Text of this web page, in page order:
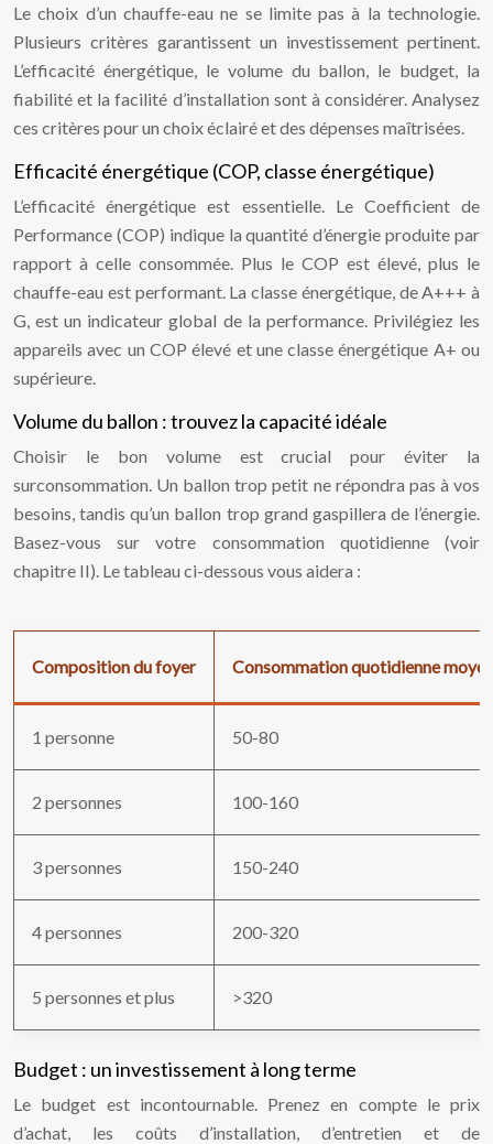
Le choix d’un chauffe-eau ne se limite pas à la technologie.
Plusieurs critères garantissent un investissement pertinent.
L’efficacité énergétique, le volume du ballon, le budget, la
fiabilité et la facilité d’installation sont à considérer. Analysez
ces critères pour un choix éclairé et des dépenses maîtrisées.
Efficacité énergétique (COP, classe énergétique)
L’efficacité énergétique est essentielle. Le Coefficient de
Performance (COP) indique la quantité d’énergie produite par
rapport à celle consommée. Plus le COP est élevé, plus le
chauffe-eau est performant. La classe énergétique, de A+++ à
G, est un indicateur global de la performance. Privilégiez les
appareils avec un COP élevé et une classe énergétique A+ ou
supérieure.
Volume du ballon : trouvez la capacité idéale
Choisir le bon volume est crucial pour éviter la
surconsommation. Un ballon trop petit ne répondra pas à vos
besoins, tandis qu’un ballon trop grand gaspillera de l’énergie.
Basez-vous sur votre consommation quotidienne (voir
chapitre II). Le tableau ci-dessous vous aidera :
Composition du foyer Consommation quotidienne
1 personne 50-80
2 personnes 100-160
3 personnes 150-240
4 personnes 200-320
5 personnes et plus >320
Budget : un investissement à long terme
Le budget est incontournable. Prenez en compte le prix
d’achat, les coûts d’installation, d’entretien et de